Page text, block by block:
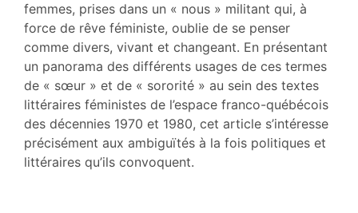
femmes, prises dans un « nous » militant qui, à
force de rêve féministe, oublie de se penser
comme divers, vivant et changeant. En présentant
un panorama des différents usages de ces termes
de « sœur » et de « sororité » au sein des textes
littéraires féministes de l’espace franco-québécois
des décennies 1970 et 1980, cet article s’intéresse
précisément aux ambiguïtés à la fois politiques et
littéraires qu’ils convoquent.